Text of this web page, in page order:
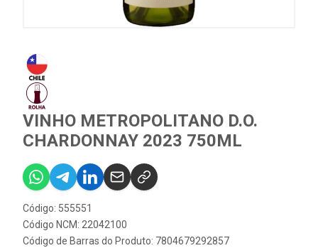
VINHO METROPOLITANO D.O.
CHARDONNAY 2023 750ML
Código: 555551
Código NCM: 22042100
Código de Barras do Produto: 7804679292857